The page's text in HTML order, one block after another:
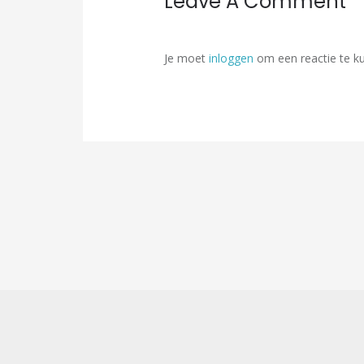
Je moet inloggen om een reactie te